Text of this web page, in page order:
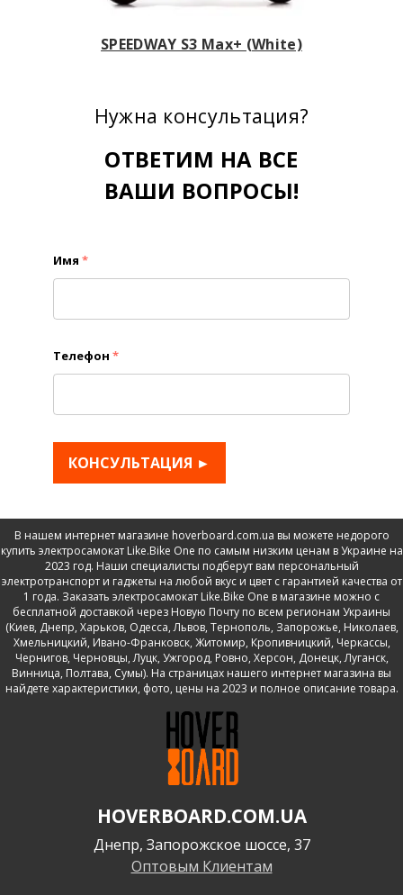
SPEEDWAY S3 Max+ (White)
Нужна консультация?
ОТВЕТИМ НА ВСЕ
ВАШИ ВОПРОСЫ!
Имя *
Телефон *
КОНСУЛЬТАЦИЯ ►
В нашем интернет магазине hoverboard.com.ua вы можете недорого
купить электросамокат Like.Bike One по самым низким ценам в Украине на
2023 год. Наши специалисты подберут вам персональный
электротранспорт и гаджеты на любой вкус и цвет с гарантией качества от
1 года. Заказать электросамокат Like.Bike One в магазине можно с
бесплатной доставкой через Новую Почту по всем регионам Украины
(Киев, Днепр, Харьков, Одесса, Львов, Тернополь, Запорожье, Николаев,
Хмельницкий, Ивано-Франковск, Житомир, Кропивницкий, Черкассы,
Чернигов, Черновцы, Луцк, Ужгород, Ровно, Херсон, Донецк, Луганск,
Винница, Полтава, Сумы). На страницах нашего интернет магазина вы
найдете характеристики, фото, цены на 2023 и полное описание товара.
HOVERBOARD.COM.UA
Днепр, Запорожское шоссе, 37
Оптовым Клиентам